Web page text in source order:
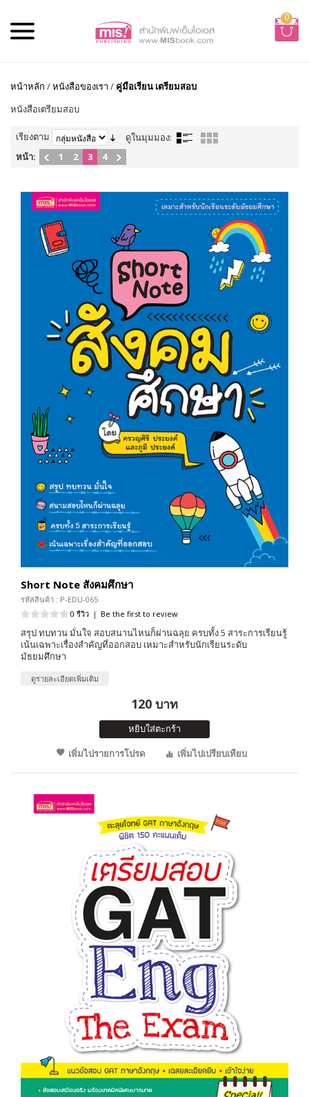
0
หน้าหลัก /หนังสือของเรา / คู่มือเรียน เตรียมสอบ
หนังสือเตรียมสอบ
เรียงตาม
ดูในมุมมอง:
หน้า:
1 2 3 4
Short Note สังคมศึกษา
รหัสสินค้า : P-EDU-065
0 รีวิว | Be the first to review
สรุป ทบทวน มั่นใจ สอบสนานไหนก็ผ่านฉลุย ครบทั้ง 5 สาระการเรียนรู้
เน้นเฉพาะเรื่องสำคัญที่ออกสอบ เหมาะสำหรับนักเรียนระดับ
มัธยมศึกษา
ดูรายละเอียดเพิ่มเติม
120 บาท
หยิบใส่ตะกร้า
เพิ่มไปรายการโปรด
เพิ่มไปเปรียบเทียบ